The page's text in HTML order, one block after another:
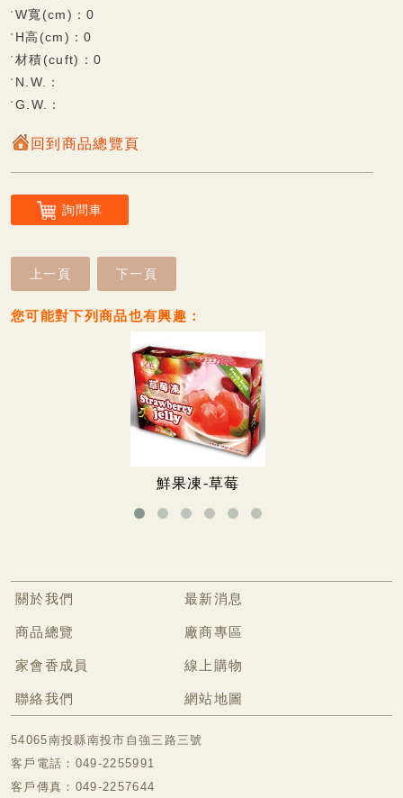
杏仁餅系列
觀光專區
香脆蛋捲系列
風味麻糬(派)餅系列
W寬(cm)：0
H高(cm)：0
材積(cuft)：0
N.W.：
G.W.：
回到商品總覽頁
詢問車
上一頁 下一頁
您可能對下列商品也有興趣：
鮮果凍-草莓
關於我們 最新消息
商品總覽 廠商專區
家會香成員 線上購物
聯絡我們 網站地圖
54065南投縣南投市自強三路三號
客戶電話：049-2255991
客戶傳真：049-2257644